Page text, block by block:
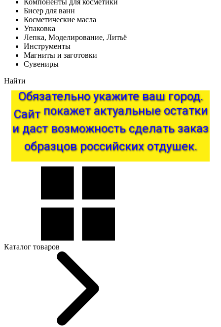
Компоненты для косметики
Бисер для ванн
Косметические масла
Упаковка
Лепка, Моделирование, Литьё
Инструменты
Магниты и заготовки
Сувениры
НайтиОбязательно
укажите ваш город.
Сайт покажет актуальные остатки
и даст возможность сделать заказ
образцов российских отдушек.
Каталог товаров